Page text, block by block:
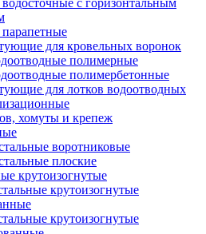
с горизонтальным
для кровельных воронок
полимерные
полимербетонные
для лотков водоотводных
хомуты и крепеж
воротниковые
плоские
крутоизогнутые
крутоизогнутые
крутоизогнутые